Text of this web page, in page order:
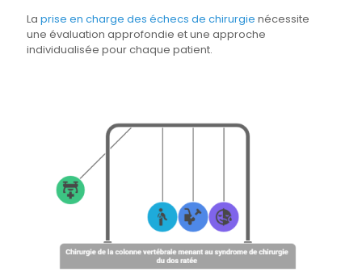
La prise en charge des échecs de chirurgie nécessite
une évaluation approfondie et une approche
individualisée pour chaque patient.